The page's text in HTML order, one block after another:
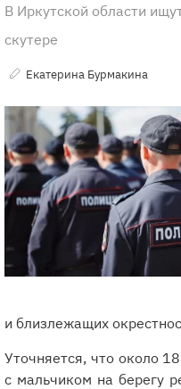
В Иркутской области
скутере
Екатерина Бурмакина
и близлежащих
Уточняется, что около
с мальчиком на берегу